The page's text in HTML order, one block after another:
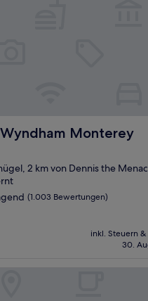
Monterey
Monterey
2 km von Dennis the
(1.003 Bewertungen)
inkl. Steuern
30.